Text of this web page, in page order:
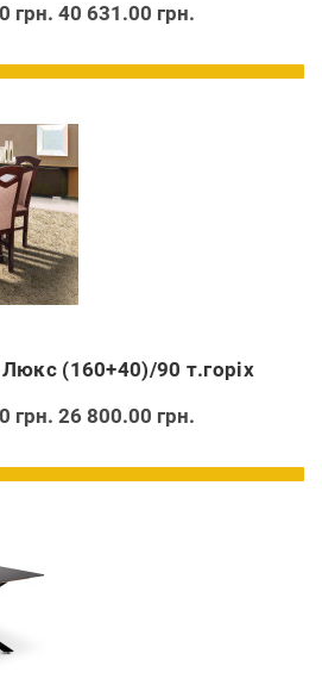
грн. 40 631.00 грн.
Люкс (160+40)/90 т.горіх
грн. 26 800.00 грн.